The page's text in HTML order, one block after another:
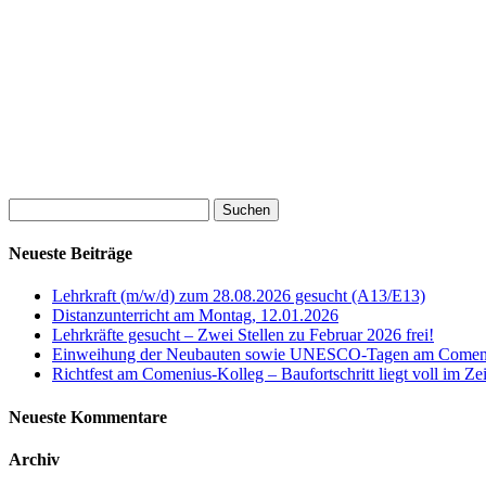
nach:
Neueste Beiträge
Lehrkraft (m/w/d) zum 28.08.2026 gesucht (A13/E13)
Distanzunterricht am Montag, 12.01.2026
Lehrkräfte gesucht – Zwei Stellen zu Februar 2026 frei!
Einweihung der Neubauten sowie UNESCO-Tagen am
Richtfest am Comenius-Kolleg – Baufortschritt liegt voll im
Neueste Kommentare
Archiv